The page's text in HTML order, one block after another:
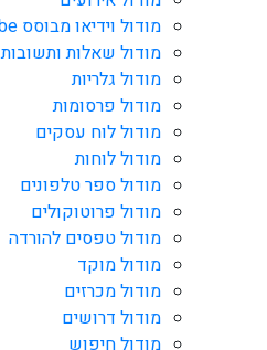
מודול וידיאו מבוסס Youtube
מודול שאלות ותשובות
מודול גלריות
מודול פרסומות
מודול לוח עסקים
מודול לוחות
מודול ספר טלפונים
מודול פרוטוקולים
מודול טפסים להורדה
מודול מוקד
מודול מכרזים
מודול דרושים
מודול חיפוש